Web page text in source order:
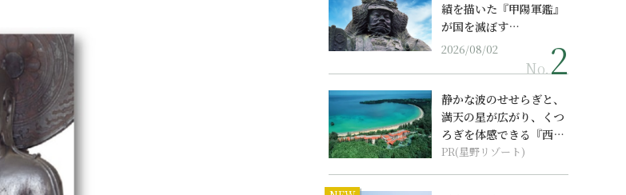
績を描いた『甲陽軍鑑』
が国を滅ぼす…
2026/08/02
No.
静かな波のせせらぎと、
満天の星が広がり、くつ
ろぎを体感できる『西表
島ホテル by...
PR(星野リゾート)